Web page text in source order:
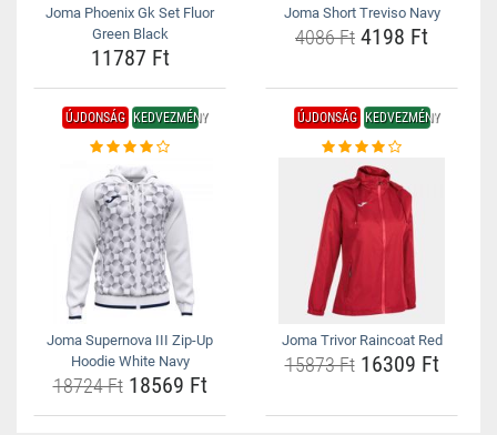
Joma Phoenix Gk Set Fluor
Green Black
11787 Ft
Joma Short Treviso Navy
4086 Ft 4198 Ft
ÚJDONSÁG KEDVEZMÉNY
Joma Supernova III Zip-Up
Hoodie White Navy
18724 Ft18569 Ft
ÚJDONSÁG KEDVEZMÉNY
Joma Trivor Raincoat Red
15873 Ft16309 Ft